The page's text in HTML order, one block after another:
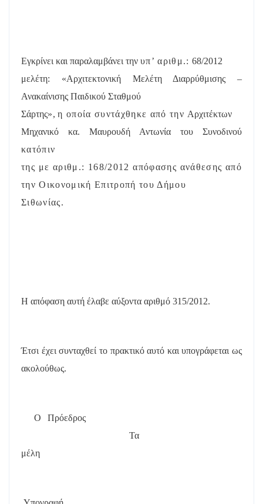
Εγκρίνει και παραλαμβάνει την υπ’ αριθμ.: 68/2012
μελέτη: «Αρχιτεκτονική Μελέτη Διαρρύθμισης –
Ανακαίνισης Παιδικού Σταθμού
Σάρτης»,η οποία συντάχθηκε από την Αρχιτέκτων
Μηχανικό κα. Μαυρουδή Αντωνία του Συνοδινού
κατόπιν
της με αριθμ.: 168/2012 απόφασης ανάθεσης από
την Οικονομική Επιτροπή του Δήμου
Σιθωνίας.
Η απόφαση αυτή έλαβε αύξοντα αριθμό 315/2012.
Έτσι έχει συνταχθεί το πρακτικό αυτό και υπογράφεται ως
ακολούθως.
Ο Πρόεδρος
Τα
μέλη